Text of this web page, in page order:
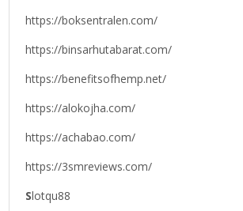
https://boksentralen.com/
https://binsarhutabarat.com/
https://benefitsofhemp.net/
https://alokojha.com/
https://achabao.com/
https://3smreviews.com/
Slotqu88